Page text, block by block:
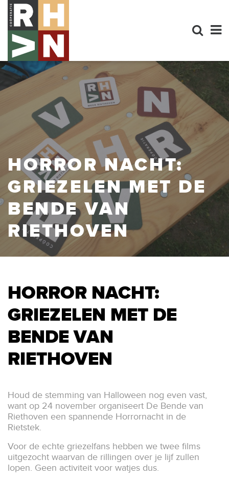
HORROR NACHT:
GRIEZELEN MET DE
BENDE VAN
RIETHOVEN
HORROR NACHT:
GRIEZELEN MET DE
BENDE VAN
RIETHOVEN
Houd de stemming van Halloween nog even vast,
want op 24 november organiseert De Bende van
Riethoven een spannende Horrornacht in de
Rietstek.
Voor de echte griezelfans hebben we twee films
uitgezocht waarvan de rillingen over je lijf zullen
lopen. Geen activiteit voor watjes dus.